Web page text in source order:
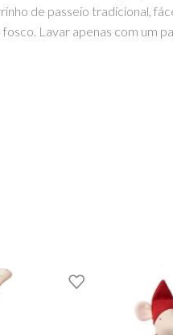
de passeio tradicional,
Lavar apenas com um